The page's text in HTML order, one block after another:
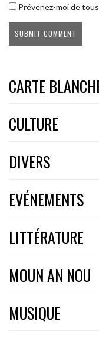
Prévenez-moi de
CARTE
CULTURE
DIVERS
EVÉNEMENTS
LITTÉRATURE
MOUN AN NOU
MUSIQUE